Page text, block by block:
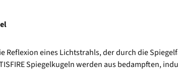
Reflexion eines Lichtstrahls, der durch die
Spiegelkugeln werden aus bedampften,